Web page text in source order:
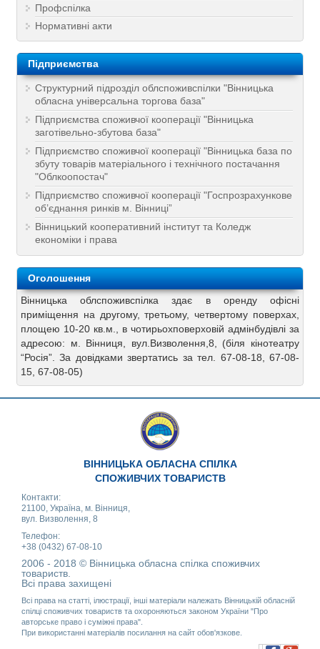
Профспілка
Нормативні акти
Підприємства
Структурний підрозділ облспоживспілки "Вінницька
обласна універсальна торгова база"
Підприємства споживчої кооперації "Вінницька
заготівельно-збутова база"
Підприємство споживчої кооперації "Вінницька база по
збуту товарів матеріального і технічного постачання
"Облкоопостач"
Підприємство споживчої кооперації "Госпрозрахункове
об’єднання ринків м. Вінниці”
Вінницький кооперативний інститут та Коледж
економіки і права
Оголошення
Вінницька облспоживспілка здає в оренду офісні
приміщення на другому, третьому, четвертому поверхах,
площею 10-20 кв.м., в чотирьохповерховій адмінбудівлі за
адресою: м. Вінниця, вул.Визволення,8, (біля кінотеатру
“Росія”. За довідками звертатись за тел. 67-08-18, 67-08-
15, 67-08-05)
ВІННИЦЬКА ОБЛАСНА СПІЛКА
СПОЖИВЧИХ ТОВАРИСТВ
Контакти:
21100, Україна, м. Вінниця,
вул. Визволення, 8
Телефон:
+38 (0432) 67-08-10
2006 - 2018 © Вінницька обласна спілка споживчих
товариств.
Всі права захищені
Всі права на статті, ілюстрації, інші матеріали належать Вінницькій обласній
спілці споживчих товариств та охороняються законом України "Про
авторське право і суміжні права".
При використанні матеріалів посилання на сайт обов'язкове.